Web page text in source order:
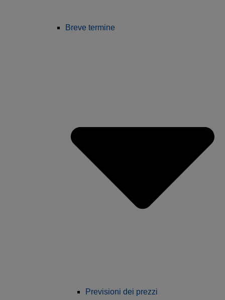
Breve termine
Previsioni dei prezzi